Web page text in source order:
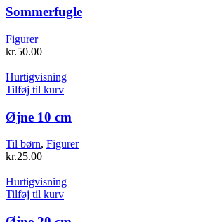
Sommerfugle
Figurer
kr.50.00
Hurtigvisning
Tilføj til kurv
Øjne 10 cm
Til børn, Figurer
kr.25.00
Hurtigvisning
Tilføj til kurv